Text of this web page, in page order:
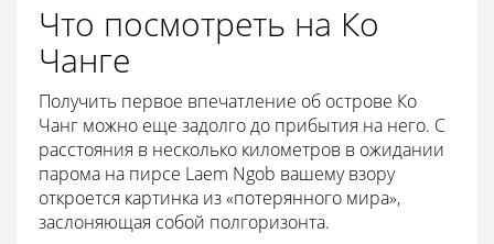
Что посмотреть на Ко
Чанге
Получить первое впечатление об острове Ко
Чанг можно еще задолго до прибытия на него. С
расстояния в несколько километров в ожидании
парома на пирсе Laem Ngob вашему взору
откроется картинка из «потерянного мира»,
заслоняющая собой полгоризонта.